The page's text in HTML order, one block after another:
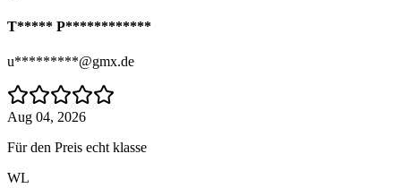
T***** P************
u*********@gmx.de
Aug 04, 2026
Für den Preis echt klasse
WL